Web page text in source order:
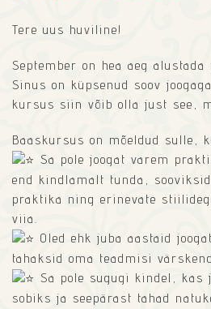
Tere uus huviline!
September on hea aeg
Sinus on küpsenud soov
kursus siin võib olla just see,
Baaskursus on mõeldud sulle,
Sa pole joogat varem
end kindlamalt tunda,
praktika ning erinevate
viia.
Oled ehk juba aastaid
tahaksid oma teadmisi
Sa pole sugugi kindel, kas
sobiks ja seepärast tahad